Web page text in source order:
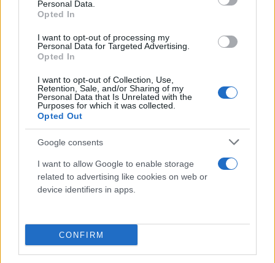
Personal Data.
Opted In
I want to opt-out of processing my
Personal Data for Targeted Advertising.
Opted In
I want to opt-out of Collection, Use,
Retention, Sale, and/or Sharing of my
Personal Data that Is Unrelated with the
Purposes for which it was collected.
Opted Out
Google consents
I want to allow Google to enable storage
related to advertising like cookies on web or
device identifiers in apps.
CONFIRM
Προκλητικός Φιντάν για το Κυπριακό: «Η
ειρήνη οφείλεται στους Τούρκους
στρατιώτες»
08.08.2026